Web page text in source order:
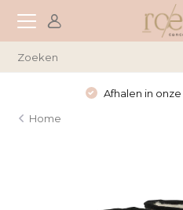
Afhalen in
Home